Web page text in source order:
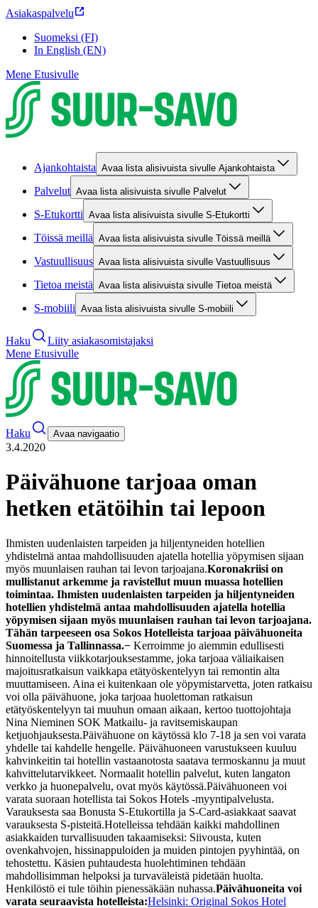
Asiakaspalvelu
Suomeksi (FI)
In English (EN)
Mene Etusivulle
Ajankohtaista Avaa lista alisivuista sivulle Ajankohtaista
Palvelut Avaa lista alisivuista sivulle Palvelut
S-Etukortti Avaa lista alisivuista sivulle S-Etukortti
Töissä meillä Avaa lista alisivuista sivulle Töissä meillä
Vastuullisuus Avaa lista alisivuista sivulle Vastuullisuus
Tietoa meistä Avaa lista alisivuista sivulle Tietoa meistä
S-mobiili Avaa lista alisivuista sivulle S-mobiili
Haku
Liity asiakasomistajaksi
Mene Etusivulle
Haku Avaa navigaatio
3.4.2020
Päivähuone tarjoaa oman
hetken etätöihin tai lepoon
Ihmisten uudenlaisten tarpeiden ja hiljentyneiden hotellien
yhdistelmä antaa mahdollisuuden ajatella hotellia yöpymisen sijaan
myös muunlaisen rauhan tai levon tarjoajana.Koronakriisi on
mullistanut arkemme ja ravistellut muun muassa hotellien
toimintaa. Ihmisten uudenlaisten tarpeiden ja hiljentyneiden
hotellien yhdistelmä antaa mahdollisuuden ajatella hotellia
yöpymisen sijaan myös muunlaisen rauhan tai levon tarjoajana.
Tähän tarpeeseen osa Sokos Hotelleista tarjoaa päivähuoneita
Suomessa ja Tallinnassa.− Kerroimme jo aiemmin edullisesti
hinnoitellusta viikkotarjouksestamme, joka tarjoaa väliaikaisen
majoitusratkaisun vaikkapa etätyöskentelyyn tai remontin alta
muuttamiseen. Aina ei kuitenkaan ole yöpymistarvetta, joten ratkaisu
voi olla päivähuone, joka tarjoaa huolettoman ratkaisun
etätyöskentelyyn tai muuhun omaan aikaan, kertoo tuottojohtaja
Nina Nieminen SOK Matkailu- ja ravitsemiskaupan
ketjuohjauksesta.Päivähuone on käytössä klo 7-18 ja sen voi varata
yhdelle tai kahdelle hengelle. Päivähuoneen varustukseen kuuluu
kahvinkeitin tai hotellin vastaanotosta saatava termoskannu ja muut
kahvittelutarvikkeet. Normaalit hotellin palvelut, kuten langaton
verkko ja huonepalvelu, ovat myös käytössä.Päivähuoneen voi
varata suoraan hotellista tai Sokos Hotels -myyntipalvelusta.
Varauksesta saa Bonusta S-Etukortilla ja S-Card-asiakkaat saavat
varauksesta S-pisteitä.Hotelleissa tehdään kaikki mahdollinen
asiakkaiden turvallisuuden takaamiseksi: Siivousta, kuten
ovenkahvojen, hissinappuloiden ja muiden pintojen pyyhintää, on
tehostettu. Käsien puhtaudesta huolehtiminen tehdään
mahdollisimman helpoksi ja turvaväleistä pidetään huolta.
Henkilöstö ei tule töihin pienessäkään nuhassa.Päivähuoneita voi
varata seuraavista hotelleista:Helsinki: Original Sokos Hotel